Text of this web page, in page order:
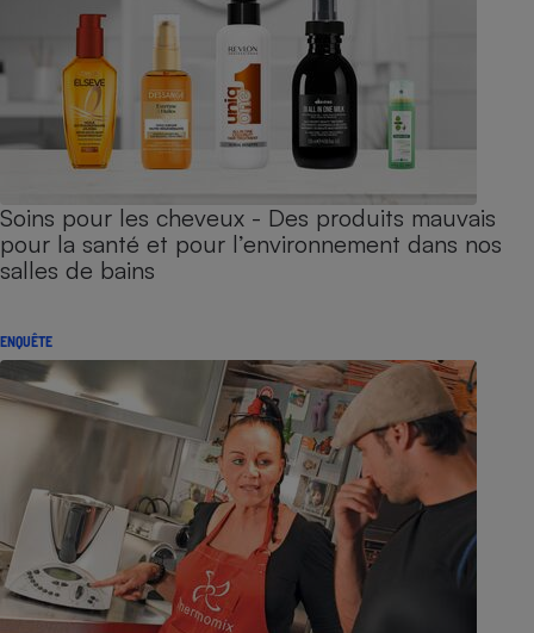
Soins pour les cheveux - Des produits mauvais
pour la santé et pour l’environnement dans nos
salles de bains
ENQUÊTE